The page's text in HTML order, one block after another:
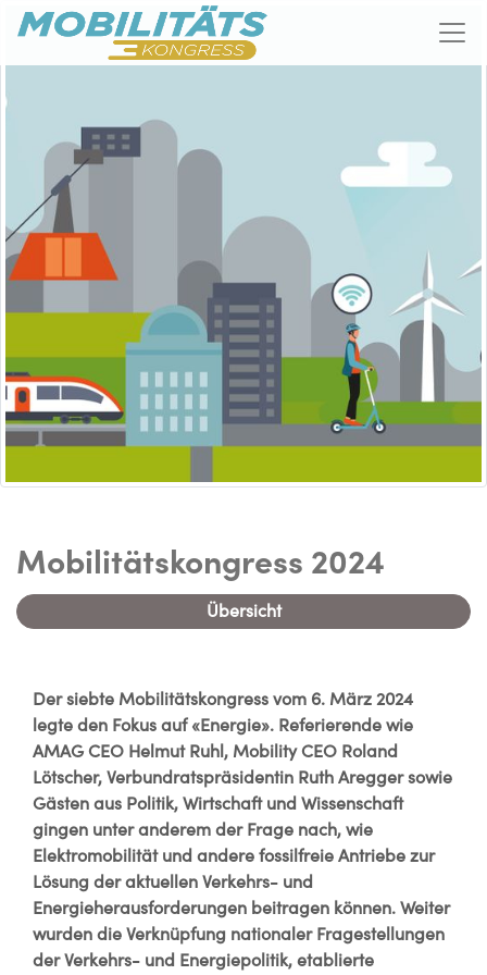
Mobilitätskongress 2024
Übersicht
Der siebte Mobilitätskongress vom 6. März 2024
legte den Fokus auf «Energie». Referierende wie
AMAG CEO Helmut Ruhl, Mobility CEO Roland
Lötscher, Verbundratspräsidentin Ruth Aregger sowie
Gästen aus Politik, Wirtschaft und Wissenschaft
gingen unter anderem der Frage nach, wie
Elektromobilität und andere fossilfreie Antriebe zur
Lösung der aktuellen Verkehrs- und
Energieherausforderungen beitragen können. Weiter
wurden die Verknüpfung nationaler Fragestellungen
der Verkehrs- und Energiepolitik, etablierte